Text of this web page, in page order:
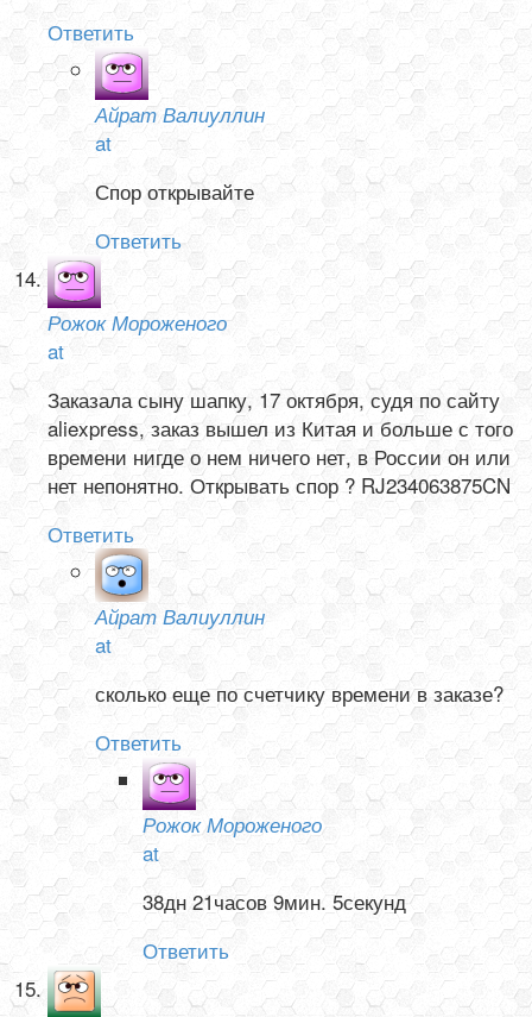
Ответить
Айрат Валиуллин
at
Спор открывайте
Ответить
Рожок Мороженого
at
Заказала сыну шапку, 17 октября, судя по сайту
aliexpress, заказ вышел из Китая и больше с того
времени нигде о нем ничего нет, в России он или
нет непонятно. Открывать спор ? RJ234063875CN
Ответить
Айрат Валиуллин
at
сколько еще по счетчику времени в заказе?
Ответить
Рожок Мороженого
at
38дн 21часов 9мин. 5секунд
Ответить